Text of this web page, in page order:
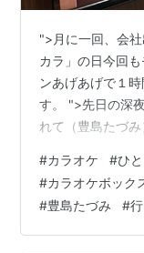
">月に一回、会
カラ」の日今回
ンあげあげで１
す。 ">先日の深
れて（豊島たづ
なれず、 ">なに
ど・・・それな
ットリストの ">
">唄っちゃおう
#カラオケ #ひ
#カラオケボック
#豊島たづみ #